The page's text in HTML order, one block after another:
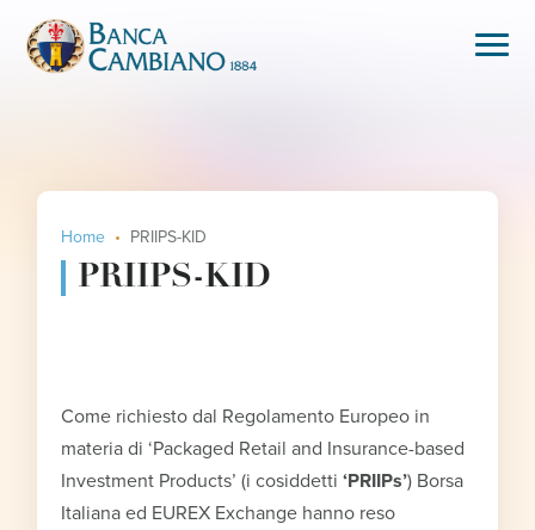
Home PRIIPS-KID
PRIIPS-KID
Come richiesto dal Regolamento Europeo in
materia di ‘Packaged Retail and Insurance-based
Investment Products’ (i cosiddetti‘PRIIPs’) Borsa
Italiana ed EUREX Exchange hanno reso